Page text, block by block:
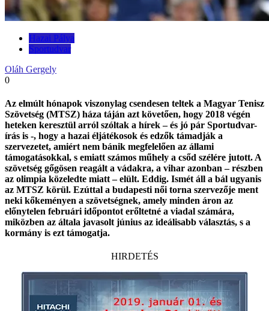
Hazai Pálya
Sportudvar
Oláh Gergely
0
Az elmúlt hónapok viszonylag csendesen teltek a Magyar Tenisz
Szövetség (MTSZ) háza táján azt követően, hogy 2018 végén
heteken keresztül arról szóltak a hírek – és jó pár Sportudvar-
írás is -, hogy a hazai éljátékosok és edzők támadják a
szervezetet, amiért nem bánik megfelelően az állami
támogatásokkal, s emiatt számos műhely a csőd szélére jutott. A
szövetség gőgösen reagált a vádakra, a vihar azonban – részben
az olimpia közeledte miatt – elült. Eddig. Ismét áll a bál ugyanis
az MTSZ körül. Ezúttal a budapesti női torna szervezője ment
neki kőkeményen a szövetségnek, amely minden áron az
előnytelen februári időpontot erőltetné a viadal számára,
miközben az általa javasolt június az ideálisabb választás, s a
kormány is ezt támogatja.
HIRDETÉS